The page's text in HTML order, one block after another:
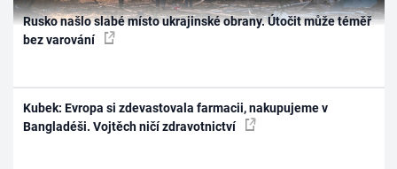
Rusko našlo slabé místo ukrajinské obrany. Útočit může téměř
bez varování
Kubek: Evropa si zdevastovala farmacii, nakupujeme v
Bangladéši. Vojtěch ničí zdravotnictví